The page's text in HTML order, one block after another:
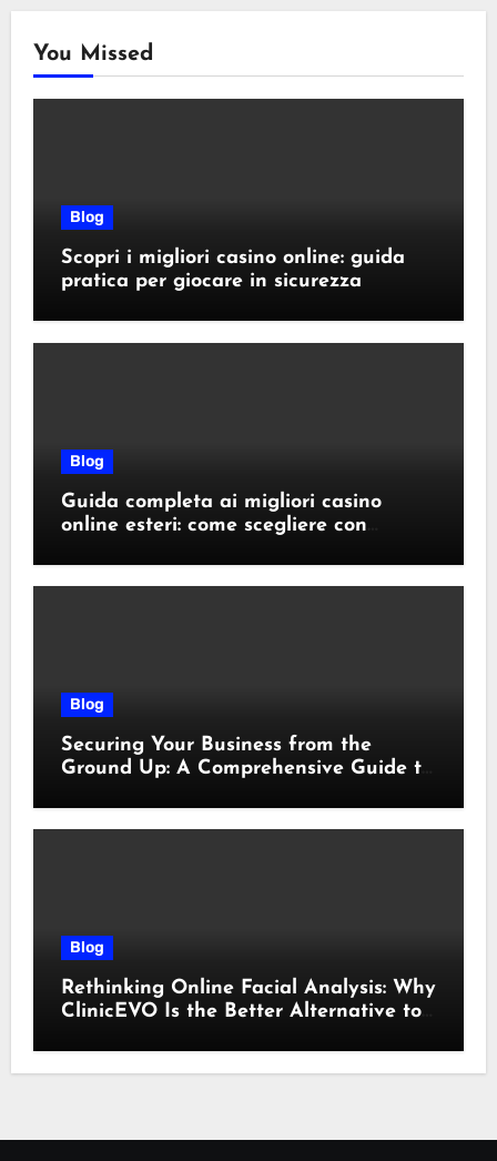
You Missed
Blog
Scopri i migliori casino online: guida
pratica per giocare in sicurezza
Blog
Guida completa ai migliori casino
online esteri: come scegliere con
Blog
Securing Your Business from the
Ground Up: A Comprehensive Guide to
Blog
Rethinking Online Facial Analysis: Why
ClinicEVO Is the Better Alternative to